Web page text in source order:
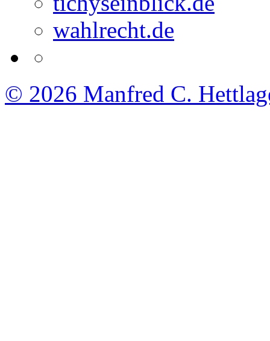
wahlrecht.de
© 2026 Manfred C.